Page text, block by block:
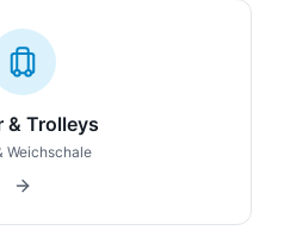
& Trolleys
Weichschale